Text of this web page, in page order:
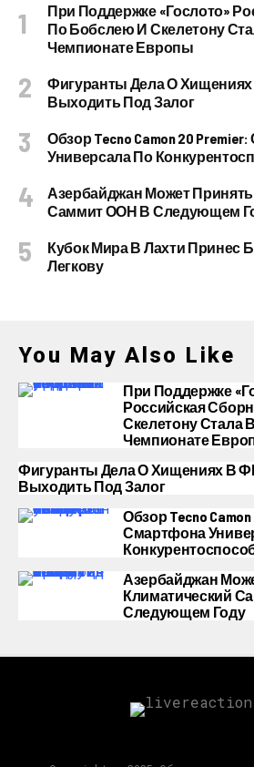
При Поддержке «Гослото»
По Бобслею И Скелетону
Чемпионате Европы
Фигуранты Дела О
Выходить Под Залог
Обзор Tecno Camon 20
Универсала По
Азербайджан Может
Саммит ООН В Следующем
Кубок Мира В Лахти Принес
Легкову
You May Also Like
При Поддержке
Российская
Скелетону Стала
Чемпионате
Фигуранты Дела О Хищениях В
Выходить Под Залог
Обзор Tecno Camon
Смартфона
Азербайджан
Климатический
Следующем Году